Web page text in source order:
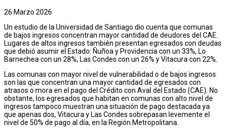
26 Marzo 2026
Un estudio de la Universidad de Santiago dio cuenta que comunas
de bajos ingresos concentran mayor cantidad de deudores del CAE.
Lugares de altos ingresos también presentan egresados con deudas
que debió asumir el Estado: Ñuñoa y Providencia con un 33%, Lo
Barnechea con un 28%, Las Condes con un 26% y Vitacura con 22%.
Las comunas con mayor nivel de vulnerabilidad o de bajos ingresos
son las que concentran una mayor cantidad de egresados con
atrasos o mora en el pago del Crédito con Aval del Estado (CAE). No
obstante, los egresados que habitan en comunas con alto nivel de
ingresos tampoco muestran una situación de pago destacada ya
que apenas dos, Vitacura y Las Condes sobrepasan levemente el
nivel de 50% de pago al día, en la Región Metropolitana.